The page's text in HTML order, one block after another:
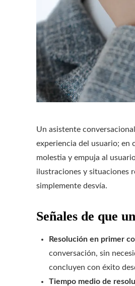
Un asistente
experiencia del usuario; en
molestia y empuja al
ilustraciones y situaciones
simplemente desvía.
Señales de que
Resolución en primer
conversación, sin
concluyen con éxito
Tiempo medio de